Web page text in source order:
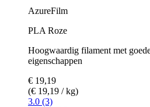
AzureFilm
PLA Roze
Hoogwaardig filament met
eigenschappen
€ 19,19
(€ 19,19 / kg)
3.0 (3)